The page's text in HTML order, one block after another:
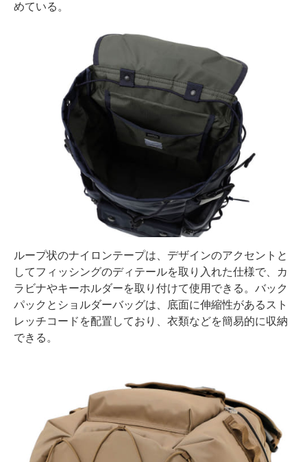
めている。
ループ状のナイロンテープは、デザインのアクセントと
してフィッシングのディテールを取り入れた仕様で、カ
ラビナやキーホルダーを取り付けて使用できる。バック
パックとショルダーバッグは、底面に伸縮性があるスト
レッチコードを配置しており、衣類などを簡易的に収納
できる。